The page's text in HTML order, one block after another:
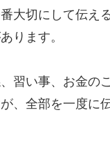
大切にして伝え
ります。
習い事、お金のこ
、全部を一度に